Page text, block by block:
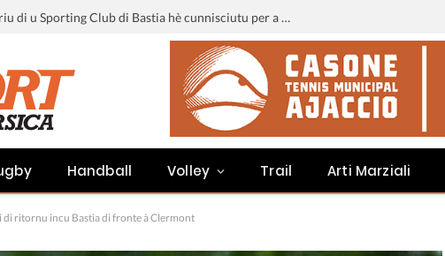
Liga 3 : u calendariu di u Sporting Club di Bastia hè cunnisciutu per a staghjoni 2026-2027
Handball Volley Trail Arti Marziali
di ritornu incu Bastia di fronte à Clermont